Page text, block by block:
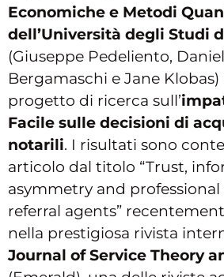
Economiche e Metodi
dell’Università degli Studi
(Giuseppe Pedeliento,
Bergamaschi e Jane
progetto di ricerca sull’
Facile sulle decisioni di
notarili. I risultati sono
articolo dal titolo “Trust,
asymmetry and
referral agents”
nella prestigiosa rivista
Journal of Service Theory